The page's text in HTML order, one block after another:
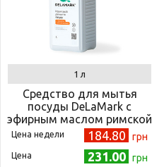
1 л
Средство для мытья
посуды DeLaMark с
эфирным маслом римской
ромашки 1 л
Цена недели 184.80 грн
Цена 231.00 грн